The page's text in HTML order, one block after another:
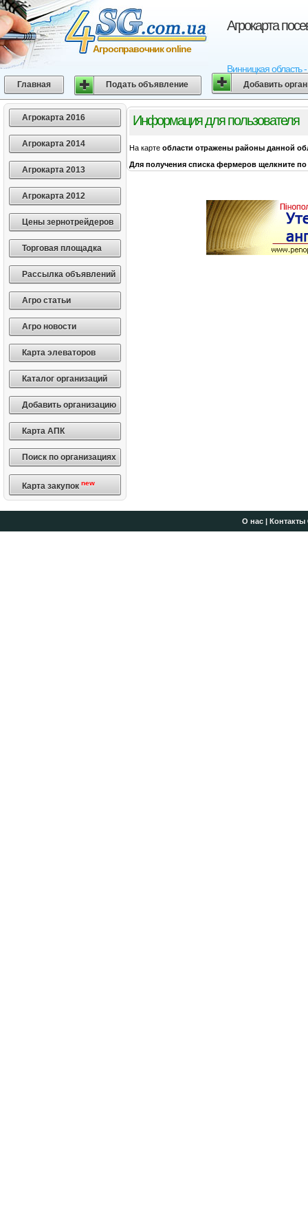
Агрокарта
Винницкая область
Агросправочник online
Главная Подать объявление Добавить
Агрокарта 2016
Агрокарта 2014
Агрокарта 2013
Агрокарта 2012
Цены зернотрейдеров
Торговая площадка
Рассылка объявлений
Агро статьи
Агро новости
Карта элеваторов
Каталог организаций
Добавить организацию
Карта АПК
Поиск по организациях
Карта закупок new
Информация для пользователя
На карте области отражены районы данной
Для получения списка фермеров щелкните по
О нас| Контакты